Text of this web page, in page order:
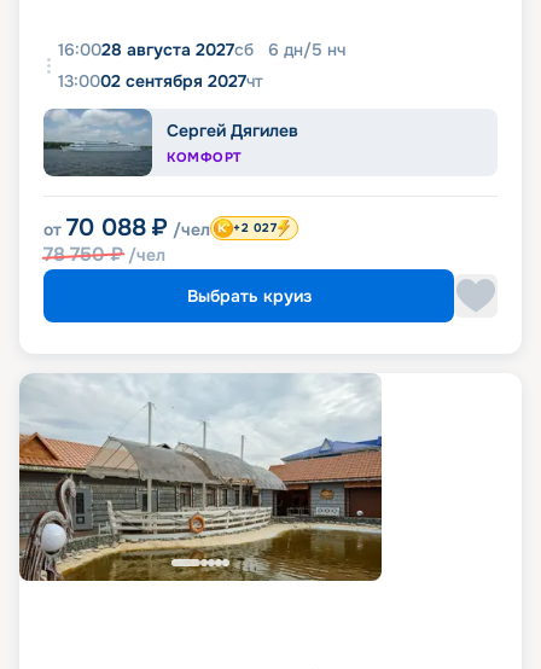
16:0028 августа 2027сб 6 дн/5 нч
13:0002 сентября 2027чт
Сергей Дягилев
КОМФОРТ
от 70 088 ₽ /чел
78 750₽ /чел
+2 027
Выбрать круиз